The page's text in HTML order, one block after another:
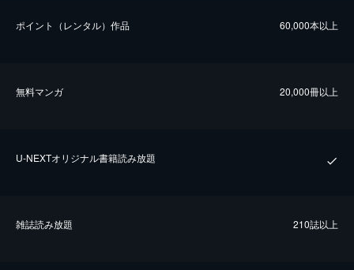
ポイント（レンタル）作品 60,000本以上
無料マンガ 20,000冊以上
U-NEXTオリジナル書籍読み放題
雑誌読み放題 210誌以上